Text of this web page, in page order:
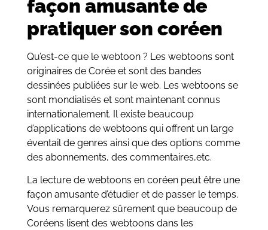
façon amusante de
pratiquer son coréen
Qu’est-ce que le webtoon ? Les webtoons sont
originaires de Corée et sont des bandes
dessinées publiées sur le web. Les webtoons se
sont mondialisés et sont maintenant connus
internationalement. Il existe beaucoup
d’applications de webtoons qui offrent un large
éventail de genres ainsi que des options comme
des abonnements, des commentaires,etc.
La lecture de webtoons en coréen peut être une
façon amusante d’étudier et de passer le temps.
Vous remarquerez sûrement que beaucoup de
Coréens lisent des webtoons dans les